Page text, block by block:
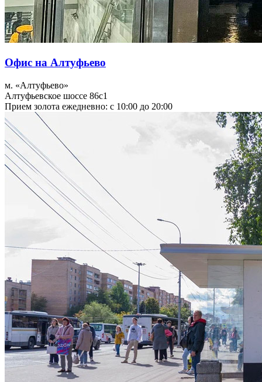
Офис на Алтуфьево
м. «Алтуфьево»
Алтуфьевское шоссе 86с1
Прием золота ежедневно: с 10:00 до 20:00